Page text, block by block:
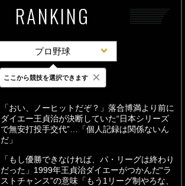
RANKING
プロ野球
最新 24時間 週間
「おい、ノーヒットだぞ？」落合博満より前に
ダイエー王貞治が決断していた“日本シリーズ
で無安打投手交代”…「個人記録は関係ないん
だ」
「もし優勝できなければ、パ・リーグは終わり
だった」1999年王貞治ダイエーがつかんだ“ラ
ストチャンス”の意味「もう1リーグ制やろな、
ここから競技を選択できます ×